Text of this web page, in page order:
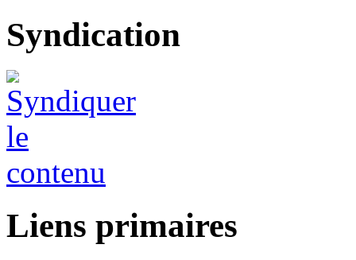
Syndication
Liens primaires